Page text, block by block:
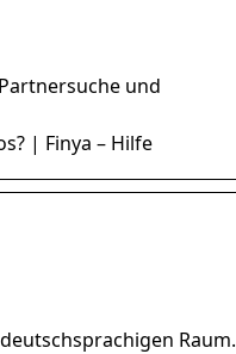
und
| Finya – Hilfe
Raum.